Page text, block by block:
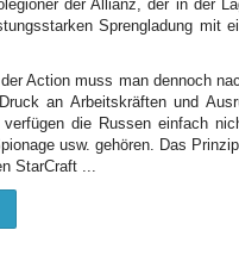
der Allianz, der in der
Sprengladung
Action muss man dennoch
an Arbeitskräften und
die Russen einfach
usw. gehören. Das
StarCraft ...